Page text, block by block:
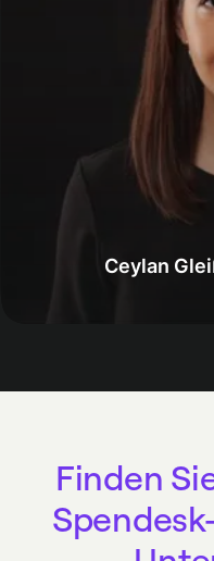
Ceylan
Finden